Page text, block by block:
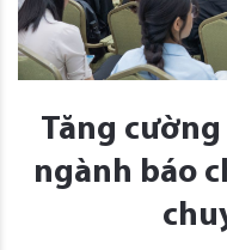
Tăng
ngành báo